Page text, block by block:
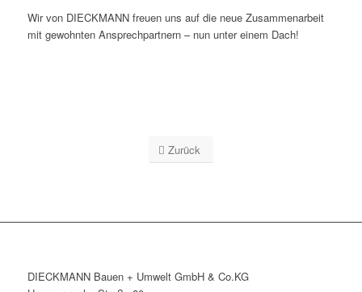
Wir von DIECKMANN freuen uns auf die neue Zusammenarbeit
mit gewohnten Ansprechpartnern – nun unter einem Dach!
Zurück
DIECKMANN Bauen + Umwelt GmbH & Co.KG